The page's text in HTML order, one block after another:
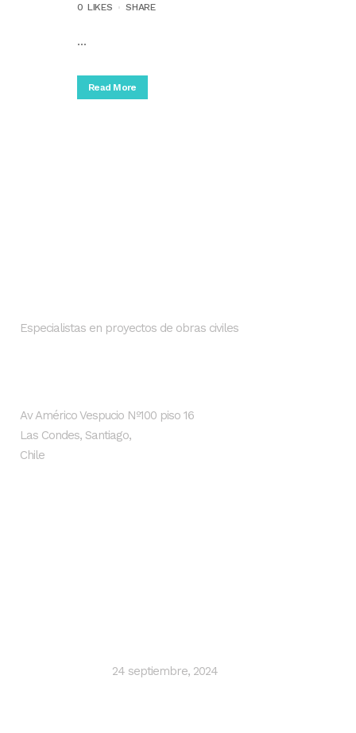
0 LIKES SHARE
...
Read More
Especialistas en proyectos de obras civiles
Av Américo Vespucio Nº100 piso 16
Las Condes, Santiago,
Chile
24 septiembre, 2024